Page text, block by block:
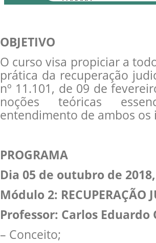
OBJETIVO
O curso visa propiciar a
prática da recuperação
nº 11.101, de 09 de
noções teóricas
entendimento de ambos os
PROGRAMA
Dia 05 de outubro de
Módulo 2: RECUPERAÇÃO
Professor: Carlos
– Conceito;